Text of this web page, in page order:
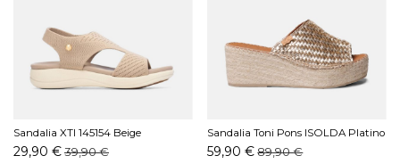
Sandalia XTI 145154 Beige
29,90 €39,90 €
Sandalia Toni Pons ISOLDA Platino
59,90 € 89,90 €